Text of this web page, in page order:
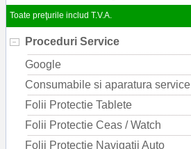
Toate preţurile includ T.V.A.
Proceduri Service
Google
Consumabile si aparatura service
Folii Protectie Tablete
Folii Protectie Ceas / Watch
Folii Protectie Navigatii Auto